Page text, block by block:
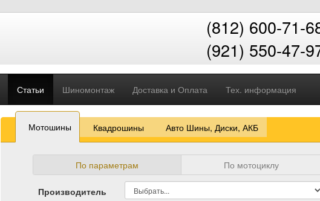
(812) 600-71-
(921) 550-47-
Статьи Шиномонтаж Доставка и Оплата Тех. информация
Мотошины Квадрошины Авто Шины, Диски, АКБ
По параметрам По мотоциклу
Производитель